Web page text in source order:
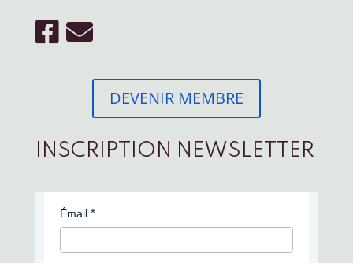
DEVENIR MEMBRE
INSCRIPTION NEWSLETTER
Émail